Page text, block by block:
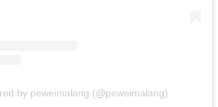
by peweimalang (@peweimalang)